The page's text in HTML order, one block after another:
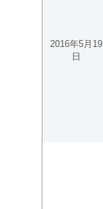
2016年5月19
日